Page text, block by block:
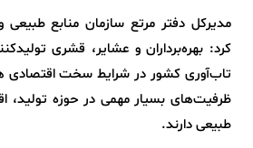
مدیرکل دفتر مرتع سازمان منابع طبیعی
کرد: بهره‌برداران و عشایر، قشری
تاب‌آوری کشور در شرایط سخت اقتصادی
ظرفیت‌های بسیار مهمی در حوزه تولید،
طبیعی دارند.